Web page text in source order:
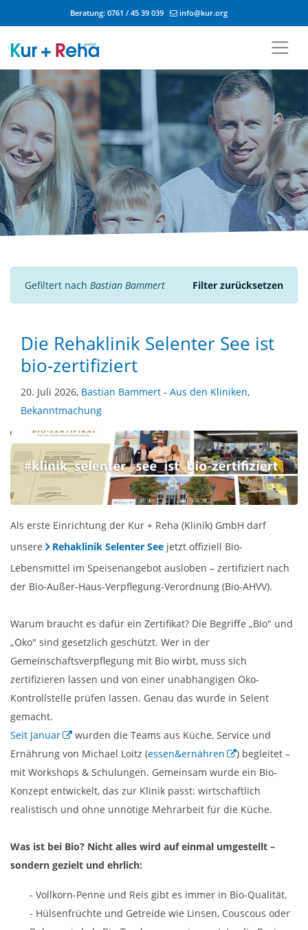
Beratung: 0761 / 45 39 039 info@kur.org
Gefiltert nach Bastian Bammert Filter zurücksetzen
Die Rehaklinik Selenter See ist
bio-zertifiziert
20. Juli 2026, Bastian Bammert - Aus den Kliniken,
Bekanntmachung
Als erste Einrichtung der Kur + Reha (Klinik) GmbH darf
unsere
Rehaklinik Selenter See jetzt offiziell Bio-
Lebensmittel im Speisenangebot ausloben – zertifiziert nach
der Bio-Außer-Haus-Verpflegung-Verordnung (Bio-AHVV).
Warum braucht es dafür ein Zertifikat? Die Begriffe „Bio" und
„Öko" sind gesetzlich geschützt. Wer in der
Gemeinschaftsverpflegung mit Bio wirbt, muss sich
zertifizieren lassen und von einer unabhängigen Öko-
Kontrollstelle prüfen lassen. Genau das wurde in Selent
gemacht.
Seit Januar
wurden die Teams aus Küche, Service und
Ernährung von Michael Loitz (essen&ernähren
) begleitet –
mit Workshops & Schulungen. Gemeinsam wurde ein Bio-
Konzept entwickelt, das zur Klinik passt: wirtschaftlich
realistisch und ohne unnötige Mehrarbeit für die Küche.
Was ist bei Bio? Nicht alles wird auf einmal umgestellt –
sondern gezielt und ehrlich:
- Vollkorn-Penne und Reis gibt es immer in Bio-Qualität.
- Hülsenfrüchte und Getreide wie Linsen, Couscous oder